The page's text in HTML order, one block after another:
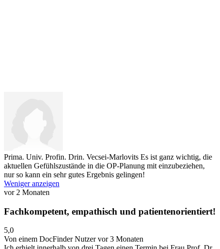
Prima. Univ. Profin. Drin. Vecsei-Marlovits Es ist ganz wichtig, die
aktuellen Gefühlszustände in die OP-Planung mit einzubeziehen,
nur so kann ein sehr gutes Ergebnis gelingen!
Weniger anzeigen
vor 2 Monaten
Fachkompetent, empathisch und patientenorientiert!
5,0
Von einem DocFinder Nutzervor 3 Monaten